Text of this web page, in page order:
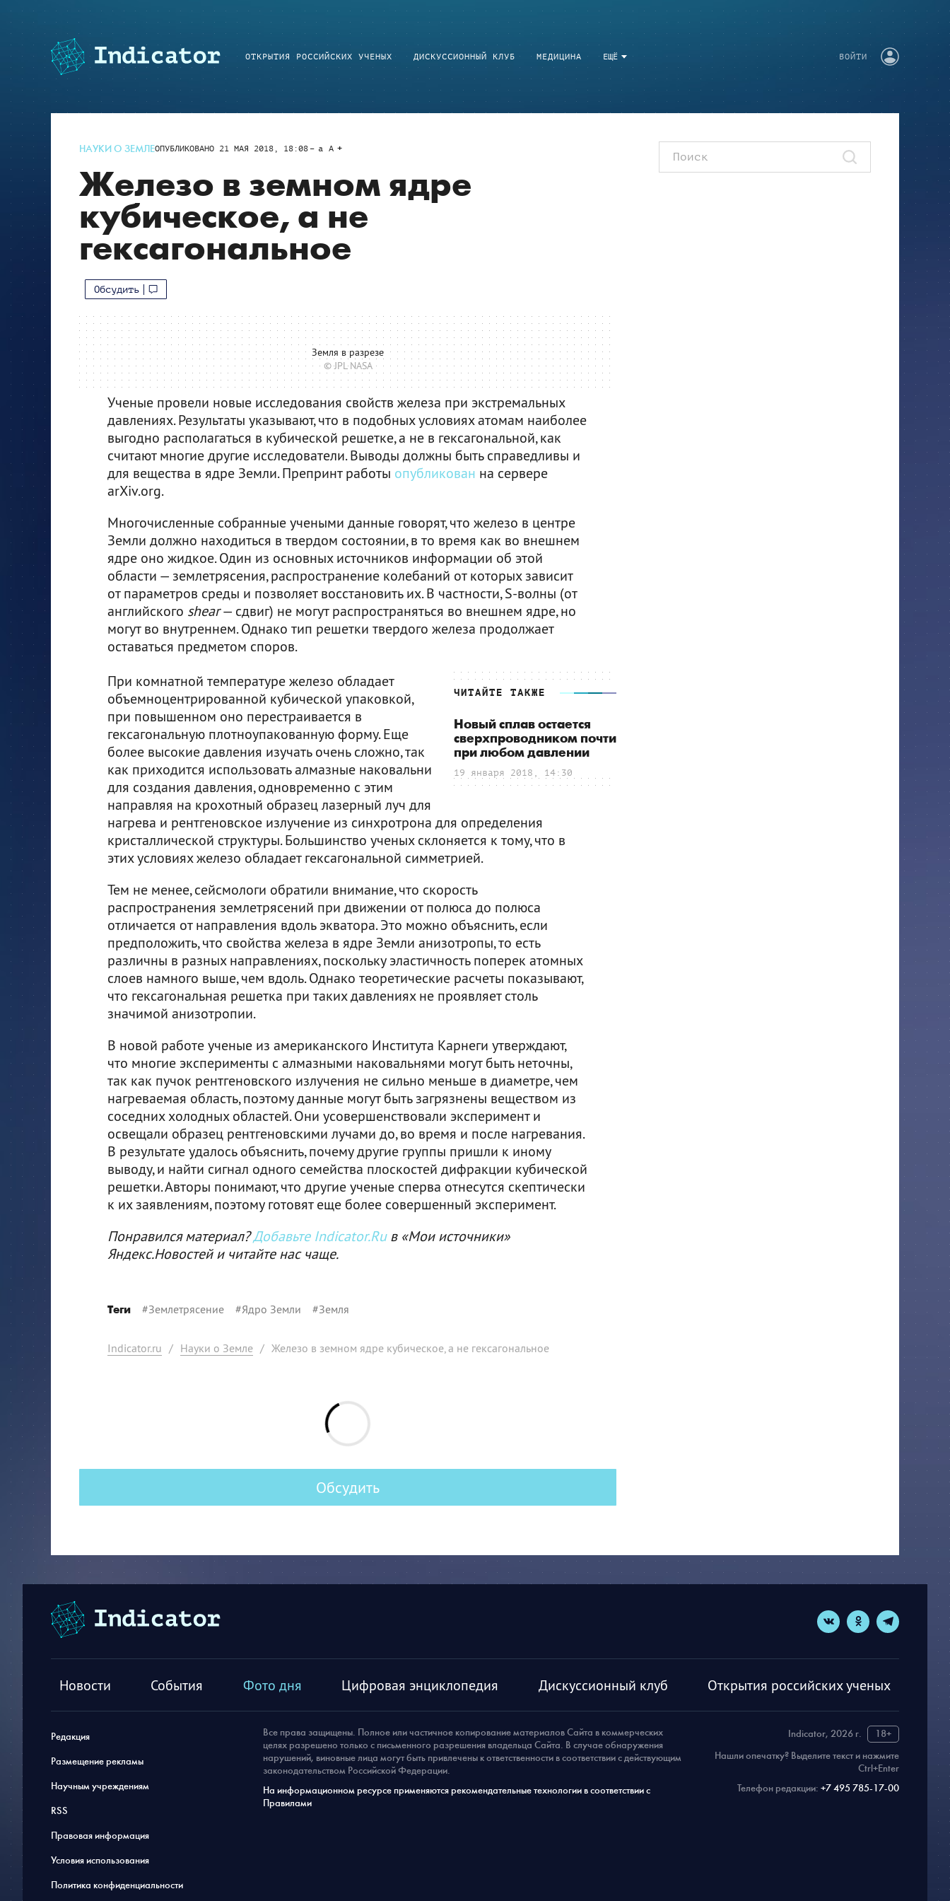
ЕЩЁ
ОТКРЫТИЯ РОССИЙСКИХ УЧЕНЫХ ДИСКУССИОННЫЙ КЛУБ МЕДИЦИНА ВОЙТИ
НАУКИ О ЗЕМЛЕОПУБЛИКОВАНО 21 МАЯ 2018, 18:08 a A
Железо в земном ядре
кубическое, а не
гексагональное
Обсудить
Земля в разрезе
© JPL NASA
Ученые провели новые исследования свойств железа при экстремальных
давлениях. Результаты указывают, что в подобных условиях атомам наиболее
выгодно располагаться в кубической решетке, а не в гексагональной, как
считают многие другие исследователи. Выводы должны быть справедливы и
для вещества в ядре Земли. Препринт работы опубликован на сервере
arXiv.org.
Многочисленные собранные учеными данные говорят, что железо в центре
Земли должно находиться в твердом состоянии, в то время как во внешнем
ядре оно жидкое. Один из основных источников информации об этой
области — землетрясения, распространение колебаний от которых зависит
от параметров среды и позволяет восстановить их. В частности, S-волны (от
английского shear— сдвиг) не могут распространяться во внешнем ядре, но
могут во внутреннем. Однако тип решетки твердого железа продолжает
оставаться предметом споров.
ЧИТАЙТЕ ТАКЖЕ
Новый сплав остается
сверхпроводником почти
при любом давлении
19 января 2018, 14:30
При комнатной температуре железо обладает
объемноцентрированной кубической упаковкой,
при повышенном оно перестраивается в
гексагональную плотноупакованную форму. Еще
более высокие давления изучать очень сложно, так
как приходится использовать алмазные наковальни
для создания давления, одновременно с этим
направляя на крохотный образец лазерный луч для
нагрева и рентгеновское излучение из синхротрона для определения
кристаллической структуры. Большинство ученых склоняется к тому, что в
этих условиях железо обладает гексагональной симметрией.
Тем не менее, сейсмологи обратили внимание, что скорость
распространения землетрясений при движении от полюса до полюса
отличается от направления вдоль экватора. Это можно объяснить, если
предположить, что свойства железа в ядре Земли анизотропы, то есть
различны в разных направлениях, поскольку эластичность поперек атомных
слоев намного выше, чем вдоль. Однако теоретические расчеты показывают,
что гексагональная решетка при таких давлениях не проявляет столь
значимой анизотропии.
В новой работе ученые из американского Института Карнеги утверждают,
что многие эксперименты с алмазными наковальнями могут быть неточны,
так как пучок рентгеновского излучения не сильно меньше в диаметре, чем
нагреваемая область, поэтому данные могут быть загрязнены веществом из
соседних холодных областей. Они усовершенствовали эксперимент и
освещали образец рентгеновскими лучами до, во время и после нагревания.
В результате удалось объяснить, почему другие группы пришли к иному
выводу, и найти сигнал одного семейства плоскостей дифракции кубической
решетки. Авторы понимают, что другие ученые сперва отнесутся скептически
к их заявлениям, поэтому готовят еще более совершенный эксперимент.
Понравился материал?Добавьте Indicator.Ruв «Мои источники»
Яндекс.Новостей и читайте нас чаще.
Теги #Землетрясение #Ядро Земли #Земля
Indicator.ru / Науки о Земле / Железо в земном ядре кубическое, а не гексагональное
Обсудить
Новости События Фото дня Цифровая энциклопедия Дискуссионный клуб Открытия российских ученых
Редакция
Размещение рекламы
Научным учреждениям
RSS
Правовая информация
Условия использования
Политика конфиденциальности
Indicator, 2026 г.
18+
Нашли опечатку? Выделите текст и нажмите
Ctrl+Enter
Телефон редакции: +7 495 785-17-00
Все права защищены. Полное или частичное копирование материалов Сайта в коммерческих
целях разрешено только с письменного разрешения владельца Сайта. В случае обнаружения
нарушений, виновные лица могут быть привлечены к ответственности в соответствии с действующим
законодательством Российской Федерации.
На информационном ресурсе применяются рекомендательные технологии в соответствии с
Правилами